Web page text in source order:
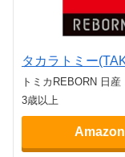
タカラトミー
トミカREBORN 日
3歳以上
Amazon